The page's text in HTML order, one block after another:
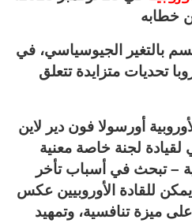
خطابه
بالتغير الجيوسياسي، في
تحديات متزايدة تتعلق
أورسولا فون دير لاين
لقيادة لجنة خاصة معنية
– تبحث في أسباب تأخر
يمكن للقادة الأوروبيين عكس
ميزة تنافسية، وتمهيد